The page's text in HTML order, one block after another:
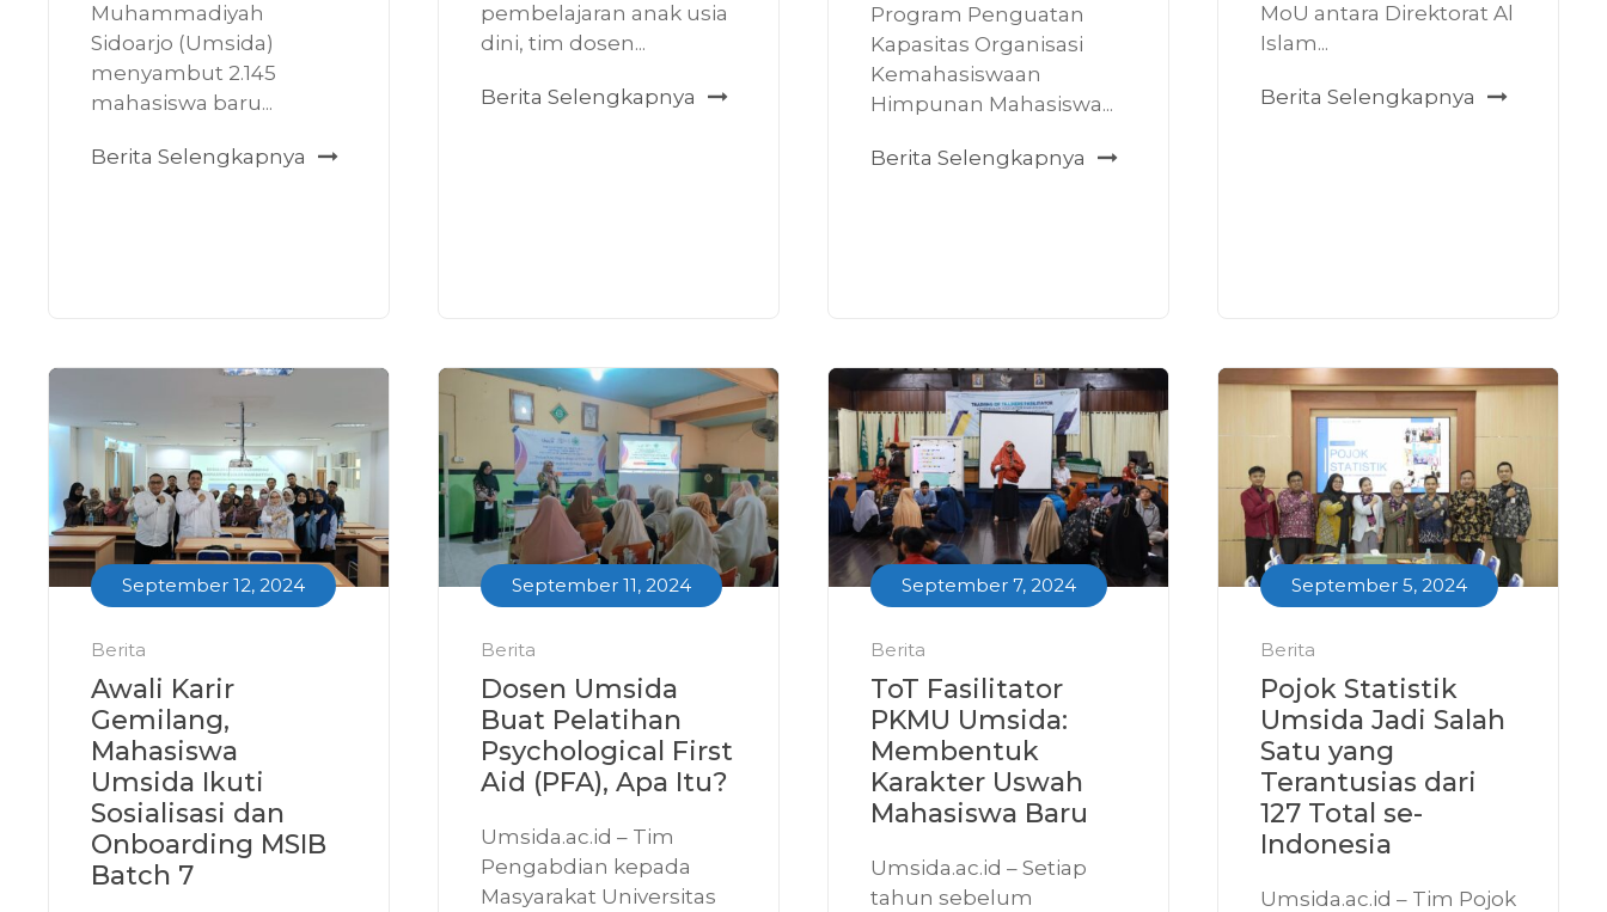
Muhammadiyah
Sidoarjo (Umsida)
menyambut 2.145
mahasiswa baru...
Berita Selengkapnya
pembelajaran anak usia
dini, tim dosen...
Berita Selengkapnya
Program Penguatan
Kapasitas Organisasi
Kemahasiswaan
Himpunan Mahasiswa...
Berita Selengkapnya
MoU antara Direktorat Al
Islam...
Berita Selengkapnya
September 12, 2024
Berita
Awali Karir
Gemilang,
Mahasiswa
Umsida Ikuti
Sosialisasi dan
Onboarding MSIB
Batch 7
September 11, 2024
Berita
Dosen Umsida
Buat Pelatihan
Psychological First
Aid (PFA), Apa Itu?
Umsida.ac.id – Tim
Pengabdian kepada
Masyarakat Universitas
September 7, 2024
Berita
ToT Fasilitator
PKMU Umsida:
Membentuk
Karakter Uswah
Mahasiswa Baru
Umsida.ac.id – Setiap
tahun sebelum
September 5, 2024
Berita
Pojok Statistik
Umsida Jadi Salah
Satu yang
Terantusias dari
127 Total se-
Indonesia
Umsida.ac.id – Tim Pojok